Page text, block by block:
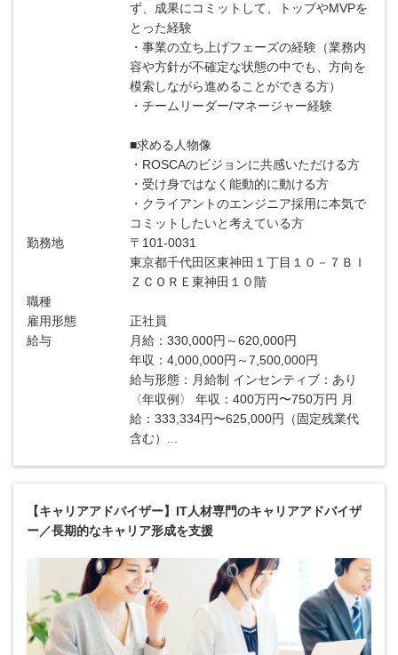
ず、成果にコミットして、トップやMVPを
とった経験
・事業の立ち上げフェーズの経験（業務内
容や方針が不確定な状態の中でも、方向を
模索しながら進めることができる方）
・チームリーダー/マネージャー経験
■求める人物像
・ROSCAのビジョンに共感いただける方
・受け身ではなく能動的に動ける方
・クライアントのエンジニア採用に本気で
コミットしたいと考えている方
勤務地
〒101-0031
東京都千代田区東神田１丁目１０－７ＢＩ
ＺＣＯＲＥ東神田１０階
職種
雇用形態
正社員
給与
月給：330,000円～620,000円
年収：4,000,000円～7,500,000円
給与形態：月給制 インセンティブ：あり
〈年収例〉 年収：400万円〜750万円 月
給：333,334円〜625,000円（固定残業代
含む）...
【キャリアアドバイザー】IT人材専門のキャリアアドバイザ
ー／長期的なキャリア形成を支援